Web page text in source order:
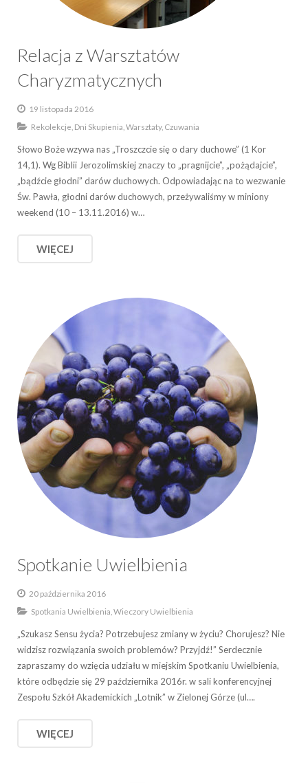
Relacja z Warsztatów
Charyzmatycznych
19 listopada 2016
Rekolekcje, Dni Skupienia, Warsztaty, Czuwania
Słowo Boże wzywa nas „Troszczcie się o dary duchowe” (1 Kor
14,1). Wg Biblii Jerozolimskiej znaczy to „pragnijcie”, „pożądajcie”,
„bądźcie głodni” darów duchowych. Odpowiadając na to wezwanie
Św. Pawła, głodni darów duchowych, przeżywaliśmy w miniony
weekend (10 – 13.11.2016) w…
WIĘCEJ
Spotkanie Uwielbienia
20 października 2016
Spotkania Uwielbienia, Wieczory Uwielbienia
„Szukasz Sensu życia? Potrzebujesz zmiany w życiu? Chorujesz? Nie
widzisz rozwiązania swoich problemów? Przyjdź!” Serdecznie
zapraszamy do wzięcia udziału w miejskim Spotkaniu Uwielbienia,
które odbędzie się 29 października 2016r. w sali konferencyjnej
Zespołu Szkół Akademickich „Lotnik” w Zielonej Górze (ul….
WIĘCEJ